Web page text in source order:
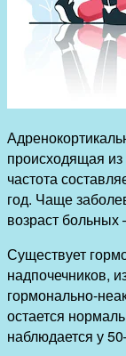
происходящая из
частота
год. Чаще
возраст больных
Существует
надпочечников,
гормонально-
остается
наблюдается у